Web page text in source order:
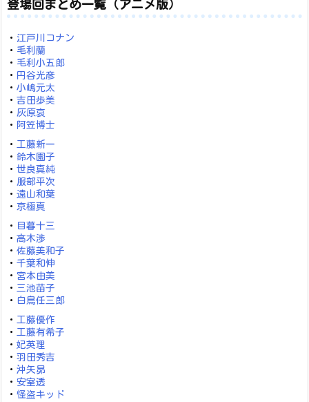
登場回まとめ一覧（アニメ版）
・ 江戸川コナン
・ 毛利蘭
・ 毛利小五郎
・ 円谷光彦
・ 小嶋元太
・ 吉田歩美
・ 灰原哀
・ 阿笠博士
・ 工藤新一
・ 鈴木園子
・ 世良真純
・ 服部平次
・ 遠山和葉
・ 京極真
・ 目暮十三
・ 高木渉
・ 佐藤美和子
・ 千葉和伸
・ 宮本由美
・ 三池苗子
・ 白鳥任三郎
・ 工藤優作
・ 工藤有希子
・ 妃英理
・ 羽田秀吉
・ 沖矢昴
・ 安室透
・ 怪盗キッド